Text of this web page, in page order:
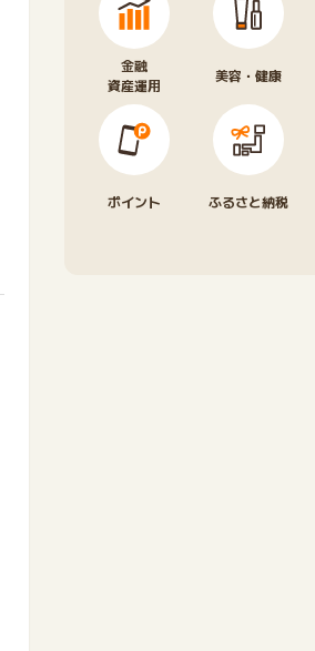
金融
資産運用
美容・健康
ポイント ふるさと納税